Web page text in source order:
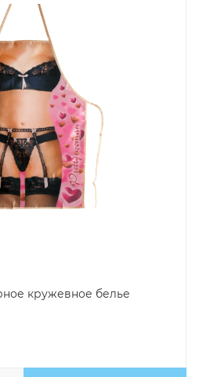
кружевное белье